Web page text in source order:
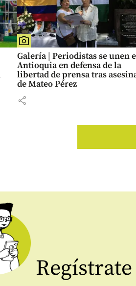
Galería | Periodistas se unen
Antioquia en defensa de la
libertad de prensa tras
de Mateo Pérez
share